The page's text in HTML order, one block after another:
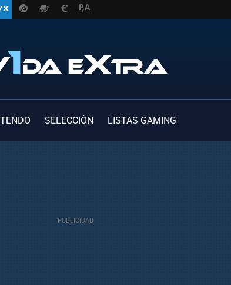
SELECCIÓN LISTAS GAMING